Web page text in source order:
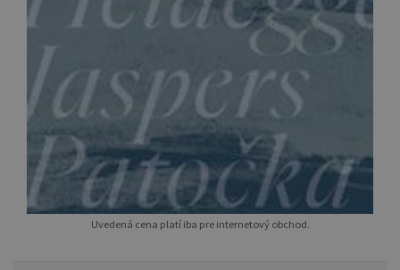
Uvedená cena platí iba pre internetový obchod.